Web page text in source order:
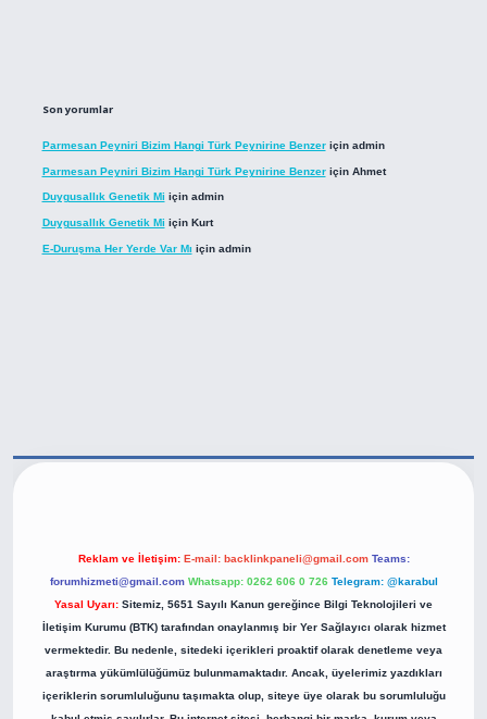
Son yorumlar
Parmesan Peyniri Bizim Hangi Türk Peynirine Benzeriçin admin
Parmesan Peyniri Bizim Hangi Türk Peynirine Benzeriçin Ahmet
Duygusallık Genetik Mi için admin
Duygusallık Genetik Mi için Kurt
E-Duruşma Her Yerde Var Mı için admin
Reklam ve İletişim: E-mail: backlinkpaneli@gmail.com Teams:
forumhizmeti@gmail.com Whatsapp: 0262 606 0 726 Telegram: @karabul
Yasal Uyarı: Sitemiz, 5651 Sayılı Kanun gereğince Bilgi Teknolojileri ve
İletişim Kurumu (BTK) tarafından onaylanmış bir Yer Sağlayıcı olarak hizmet
vermektedir. Bu nedenle, sitedeki içerikleri proaktif olarak denetleme veya
araştırma yükümlülüğümüz bulunmamaktadır. Ancak, üyelerimiz yazdıkları
içeriklerin sorumluluğunu taşımakta olup, siteye üye olarak bu sorumluluğu